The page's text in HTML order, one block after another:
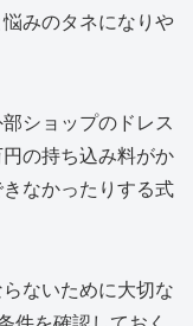
みのタネになりや
ショップのドレス
の持ち込み料がか
なかったりする式
ないために大切な